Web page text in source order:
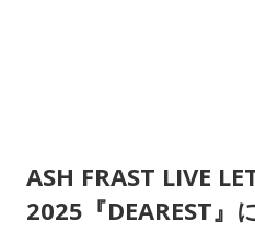
ASH FRAST LIVE
2025『DEAREST』